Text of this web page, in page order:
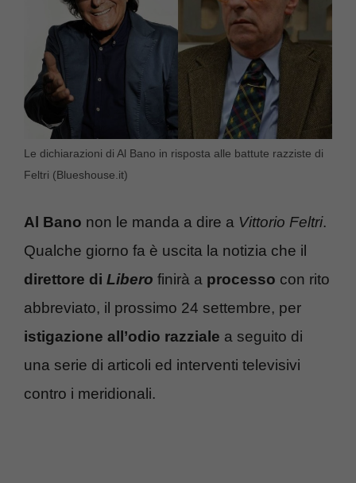
Le dichiarazioni di Al Bano in risposta alle battute razziste di
Feltri (Blueshouse.it)
Al Bano non le manda a dire a Vittorio Feltri.
Qualche giorno fa è uscita la notizia che il
direttore di Libero finirà a processo con rito
abbreviato, il prossimo 24 settembre, per
istigazione all’odio razziale a seguito di
una serie di articoli ed interventi televisivi
contro i meridionali.